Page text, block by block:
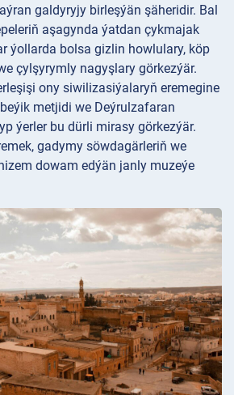
galdyryjy birleşýän şäheridir. Bal
aşagynda ýatdan çykmajak
ýollarda bolsa gizlin howlulary, köp
çylşyrymly nagyşlary görkezýär.
ony siwilizasiýalaryň eremegine
metjidi we Deýrulzafaran
ýerler bu dürli mirasy görkezýär.
gadymy söwdagärleriň we
dowam edýän janly muzeýe